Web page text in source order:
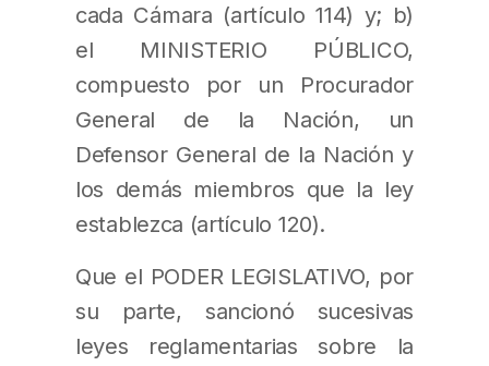
cada Cámara (artículo 114) y; b)
el MINISTERIO PÚBLICO,
compuesto por un Procurador
General de la Nación, un
Defensor General de la Nación y
los demás miembros que la ley
establezca (artículo 120).
Que el PODER LEGISLATIVO, por
su parte, sancionó sucesivas
leyes reglamentarias sobre la